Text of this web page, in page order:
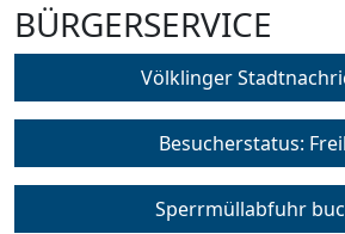
BÜRGERSERVICE
Völklinger
Besucherstatus:
Sperrmüllabfuhr